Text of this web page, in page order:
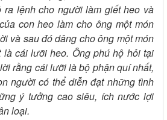
ra lệnh cho người làm giết heo và
con heo làm cho ông một món
và sau đó dâng cho ông một món
là cái lưỡi heo. Ông phú hộ hỏi tại
rằng cái lưỡi là bộ phận quí nhất,
người có thể diễn đạt những tình
ý tưởng cao siêu, ích nước lợi
loại.